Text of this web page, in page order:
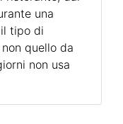
una
tipo di
quello da
non usa